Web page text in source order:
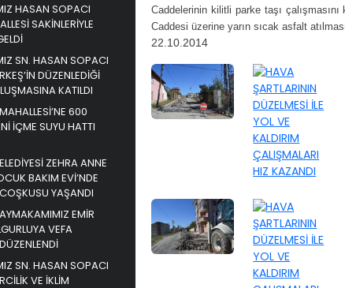
HASAN SOPACI
SAKİNLERİYLE
SN. HASAN SOPACI
DÜZENLEDİĞİ
KATILDI
600
İÇME SUYU HATTI
ZEHRA ANNE
BAKIM EVİ’NDE
YAŞANDI
EMİR
VEFA
SN. HASAN SOPACI
VE İKLİM
Caddelerinin kilitli parke taşı
Caddesi üzerine yarın sıcak asfalt
22.10.2014